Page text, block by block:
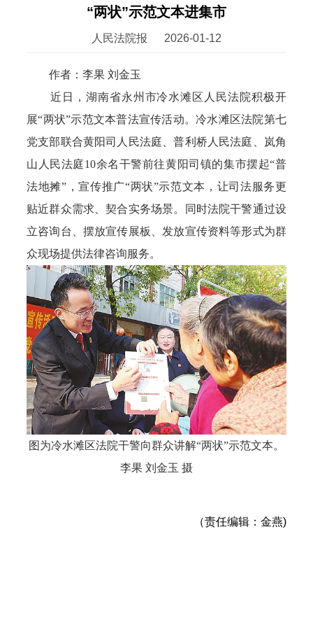
“两状”示范文本进集市
人民法院报 2026-01-12
作者：李果 刘金玉
近日，湖南省永州市冷水滩区人民法院积极开
展“两状”示范文本普法宣传活动。冷水滩区法院第七
党支部联合黄阳司人民法庭、普利桥人民法庭、岚角
山人民法庭10余名干警前往黄阳司镇的集市摆起“普
法地摊”，宣传推广“两状”示范文本，让司法服务更
贴近群众需求、契合实务场景。同时法院干警通过设
立咨询台、摆放宣传展板、发放宣传资料等形式为群
众现场提供法律咨询服务。
图为冷水滩区法院干警向群众讲解“两状”示范文本。
李果 刘金玉 摄
（责任编辑：金燕)